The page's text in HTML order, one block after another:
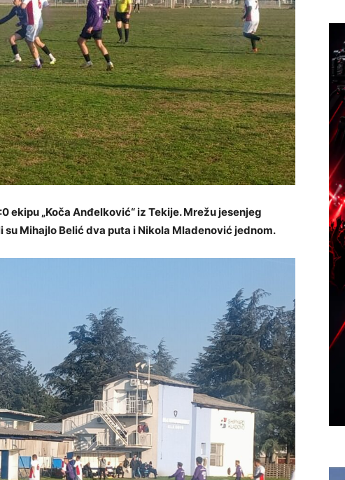
ekipu „Koča Anđelković“ iz Tekije. Mrežu jesenjeg
Mihajlo Belić dva puta i Nikola Mladenović jednom.